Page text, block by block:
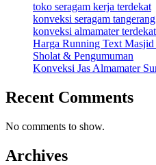
toko seragam kerja terdekat
konveksi seragam tangerang
konveksi almamater terdekat
Harga Running Text
Sholat & Pengumuman
Konveksi Jas Almamater
Recent Comments
No comments to show.
Archives